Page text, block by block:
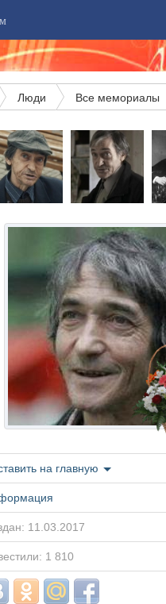
Люди Все мемориалы
на главную
11.03.2017
1 810